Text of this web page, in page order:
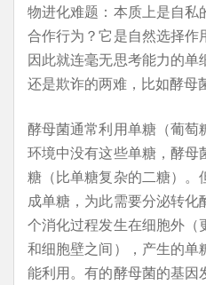
物进化难题：本质上是自私
合作行为？它是自然选择作
因此就连毫无思考能力的
还是欺诈的两难，比如酵母
酵母菌通常利用单糖（葡
环境中没有这些单糖，酵
糖（比单糖复杂的二糖）
成单糖，为此需要分泌转
个消化过程发生在细胞外（
和细胞壁之间），产生的
能利用。有的酵母菌的基因